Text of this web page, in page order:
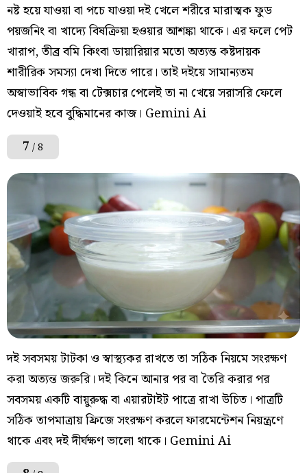
নষ্ট হয়ে যাওয়া বা পচে যাওয়া দই খেলে শরীরে মারাত্মক ফুড
পয়জনিং বা খাদ্যে বিষক্রিয়া হওয়ার আশঙ্কা থাকে। এর ফলে পেট
খারাপ, তীব্র বমি কিংবা ডায়ারিয়ার মতো অত্যন্ত কষ্টদায়ক
শারীরিক সমস্যা দেখা দিতে পারে। তাই দইয়ে সামান্যতম
অস্বাভাবিক গন্ধ বা টেক্সচার পেলেই তা না খেয়ে সরাসরি ফেলে
দেওয়াই হবে বুদ্ধিমানের কাজ। Gemini Ai
7 / 8
দই সবসময় টাটকা ও স্বাস্থ্যকর রাখতে তা সঠিক নিয়মে সংরক্ষণ
করা অত্যন্ত জরুরি। দই কিনে আনার পর বা তৈরি করার পর
সবসময় একটি বায়ুরুদ্ধ বা এয়ারটাইট পাত্রে রাখা উচিত। পাত্রটি
সঠিক তাপমাত্রায় ফ্রিজে সংরক্ষণ করলে ফারমেন্টেশন নিয়ন্ত্রণে
থাকে এবং দই দীর্ঘক্ষণ ভালো থাকে। Gemini Ai